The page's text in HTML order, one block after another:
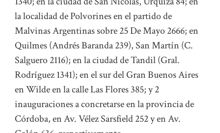
la localidad de Polvorines en el partido de
Malvinas Argentinas sobre 25 De Mayo 2666; en
Quilmes (Andrés Baranda 239), San Martín (C.
Salguero 2116); en la ciudad de Tandil (Gral.
Rodríguez 1341); en el sur del Gran Buenos Aires
en Wilde en la calle Las Flores 385; y 2
inauguraciones a concretarse en la provincia de
Córdoba, en Av. Vélez Sarsfield 252 y en Av.